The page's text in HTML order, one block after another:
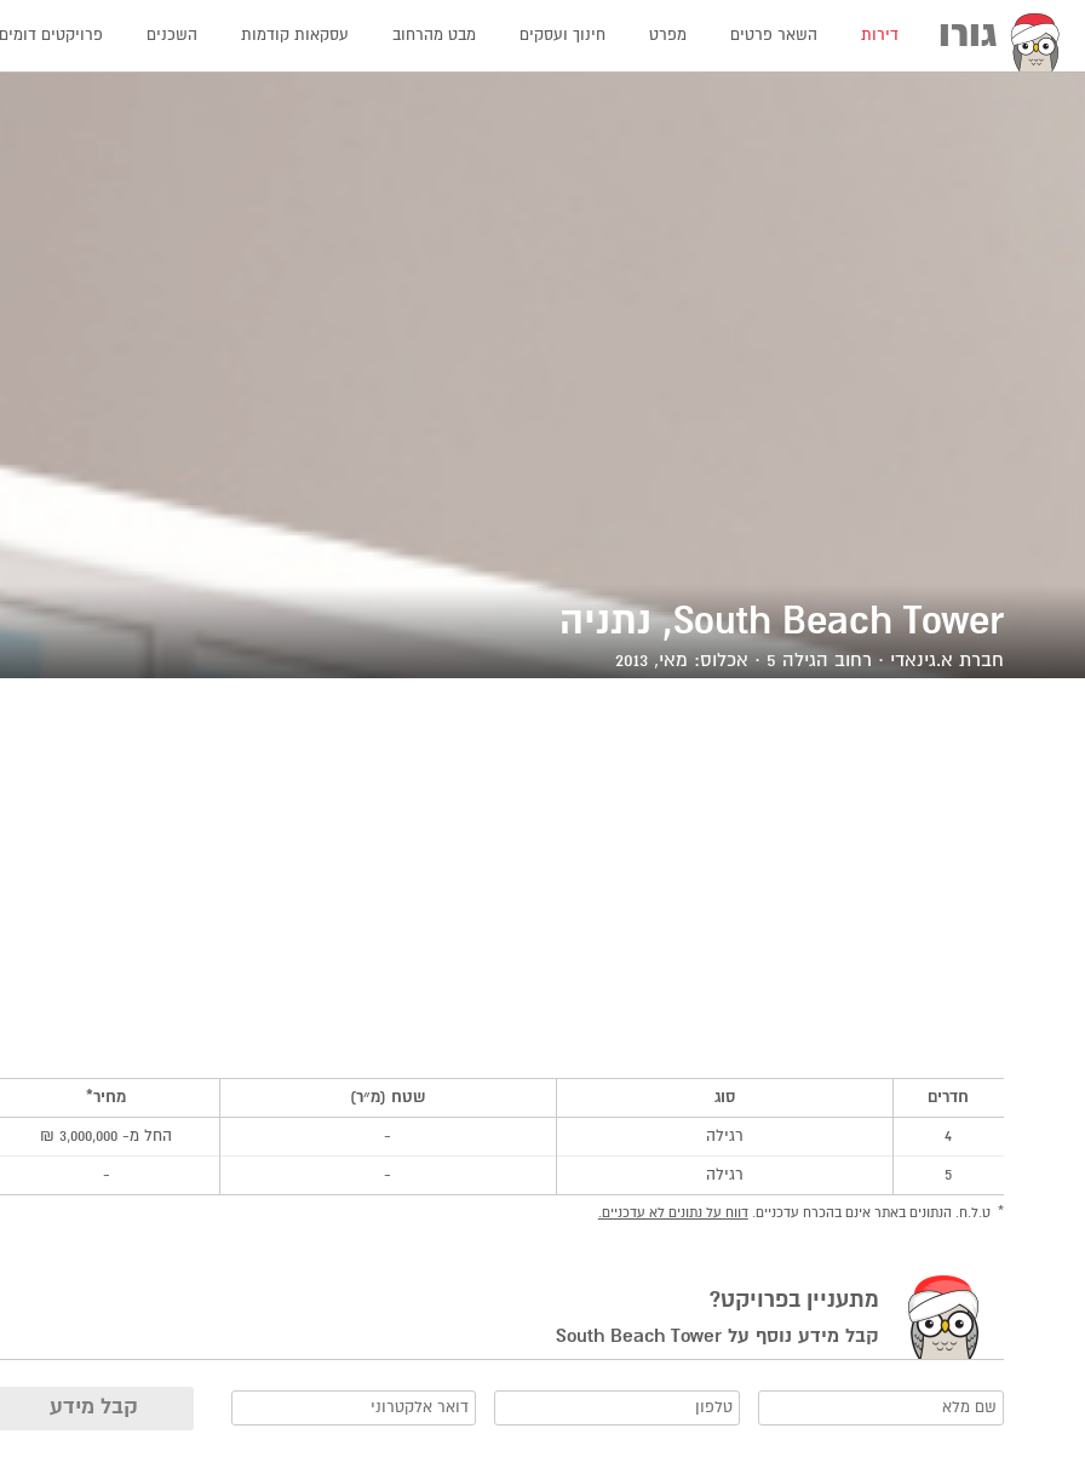
גורו דירות השאר פרטים מפרט חינוך ועסקים מבט מהרחוב עסקאות קודמות השכנים פרויקטים דומים
South Beach Tower, נתניה
חברת א.גינאדי · רחוב הגילה 5 · אכלוס: מאי, 2013
חדרים סוג שטח (מ״ר) מחיר*
4 רגילה - החל מ- 3,000,000 ₪
5 רגילה -
-
ט.ל.ח. הנתונים באתר אינם בהכרח עדכניים.דווח על נתונים לא עדכניים.
מתעניין בפרויקט?
קבל מידע נוסף על South Beach Tower